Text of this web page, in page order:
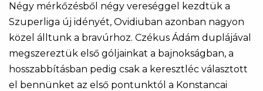
Négy mérkőzésből négy vereséggel kezdtük a
Szuperliga új idényét, Ovidiuban azonban nagyon
közel álltunk a bravúrhoz. Czékus Ádám duplájával
megszereztük első góljainkat a bajnokságban, a
hosszabbításban pedig csak a keresztléc választott
el bennünket az első pontunktól a Konstancai